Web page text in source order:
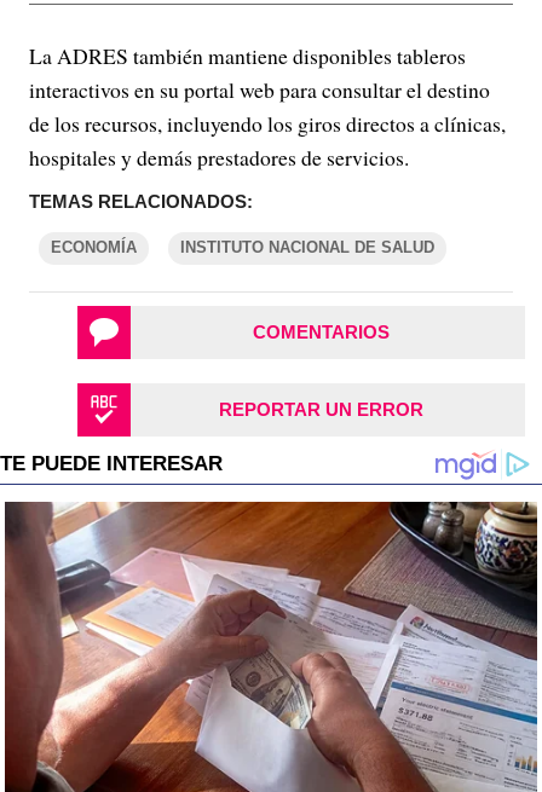
La ADRES también mantiene disponibles tableros
interactivos en su portal web para consultar el destino
de los recursos, incluyendo los giros directos a clínicas,
hospitales y demás prestadores de servicios.
TEMAS RELACIONADOS:
ECONOMÍA INSTITUTO NACIONAL DE SALUD
COMENTARIOS
REPORTAR UN ERROR